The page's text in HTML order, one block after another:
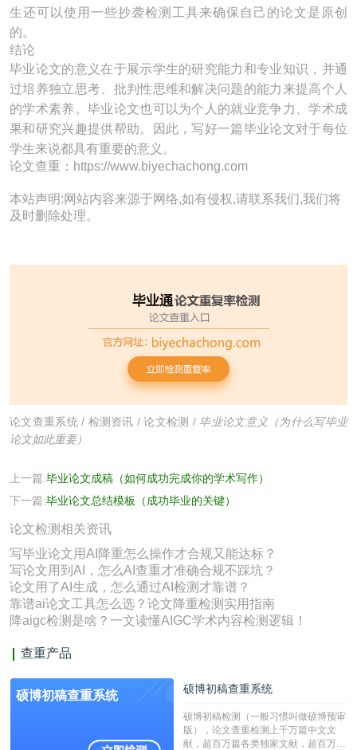
生还可以使用一些抄袭检测工具来确保自己的论文是原创
的。
结论
毕业论文的意义在于展示学生的研究能力和专业知识，并通
过培养独立思考、批判性思维和解决问题的能力来提高个人
的学术素养。毕业论文也可以为个人的就业竞争力、学术成
果和研究兴趣提供帮助。因此，写好一篇毕业论文对于每位
学生来说都具有重要的意义。
论文查重：https://www.biyechachong.com
本站声明:网站内容来源于网络,如有侵权,请联系我们,我们将
及时删除处理。
论文查重系统/ 检测资讯 /论文检测 / 毕业论文意义（为什么写毕业
论文如此重要）
上一篇:毕业论文成稿（如何成功完成你的学术写作）
下一篇:毕业论文总结模板（成功毕业的关键）
论文检测相关资讯
写毕业论文用AI降重怎么操作才合规又能达标？
写论文用到AI，怎么AI查重才准确合规不踩坑？
论文用了AI生成，怎么通过AI检测才靠谱？
靠谱ai论文工具怎么选？论文降重检测实用指南
降aigc检测是啥？一文读懂AIGC学术内容检测逻辑！
查重产品
硕博初稿查重系统 硕博初稿查重系统
硕博初稿检测（一般习惯叫做硕博预审
版），论文查重检测上千万篇中文文
献，超百万篇各类独家文献，超百万港